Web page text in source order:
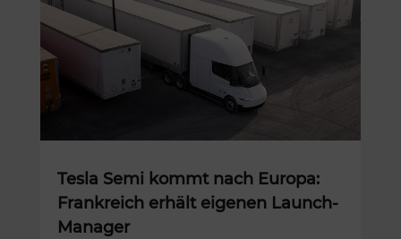
Tesla Semi kommt nach Europa:
Frankreich erhält eigenen Launch-
Manager